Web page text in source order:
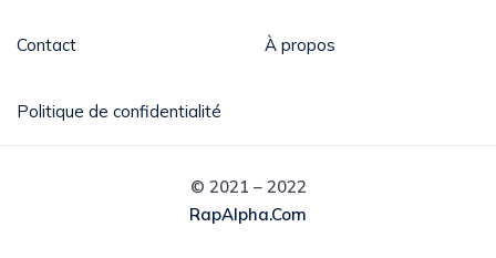
Contact À propos
Politique de confidentialité
© 2021 – 2022
RapAlpha.com